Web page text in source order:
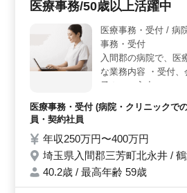
経験が豊富な方を歓迎します。あな
みませんか？
医療事務/50歳以上活躍中
医療事務・受付 / 病院・クリニックでの医療
事務・受付
入間郡の病院で、
な業務内容 ・受付
子カルテ入力 ・レセ
※完全週休2日制 ※
働ける職場です！
医療事務・受付 (病院・クリニックで
員・契約社員
年収250万円〜400万円
埼玉県入間郡三芳町北永井 /
40.2歳 / 最高年齢 59歳